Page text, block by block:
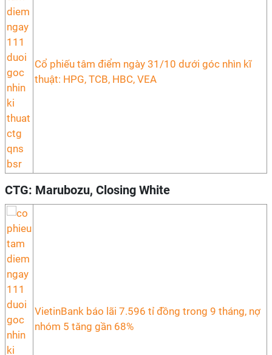
Cổ phiếu tâm điểm ngày 31/10 dưới góc nhìn kĩ
thuật: HPG, TCB, HBC, VEA
CTG: Marubozu, Closing White
VietinBank báo lãi 7.596 tỉ đồng trong 9 tháng, nợ
nhóm 5 tăng gần 68%